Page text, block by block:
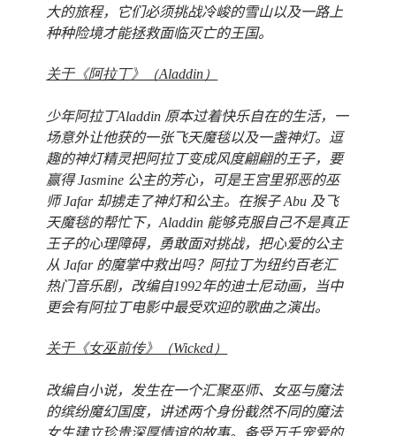
大的旅程，它们必须挑战冷峻的雪山以及一路上
种种险境才能拯救面临灭亡的王国。
关于《阿拉丁》（Aladdin）
少年阿拉丁Aladdin 原本过着快乐自在的生活，一
场意外让他获的一张飞天魔毯以及一盏神灯。逗
趣的神灯精灵把阿拉丁变成风度翩翩的王子，要
赢得 Jasmine 公主的芳心，可是王宫里邪恶的巫
师 Jafar 却掳走了神灯和公主。在猴子 Abu 及飞
天魔毯的帮忙下，Aladdin 能够克服自己不是真正
王子的心理障碍，勇敢面对挑战，把心爱的公主
从 Jafar 的魔掌中救出吗？阿拉丁为纽约百老汇
热门音乐剧，改编自1992年的迪士尼动画，当中
更会有阿拉丁电影中最受欢迎的歌曲之演出。
关于《女巫前传》（Wicked）
改编自小说，发生在一个汇聚巫师、女巫与魔法
的缤纷魔幻国度，讲述两个身份截然不同的魔法